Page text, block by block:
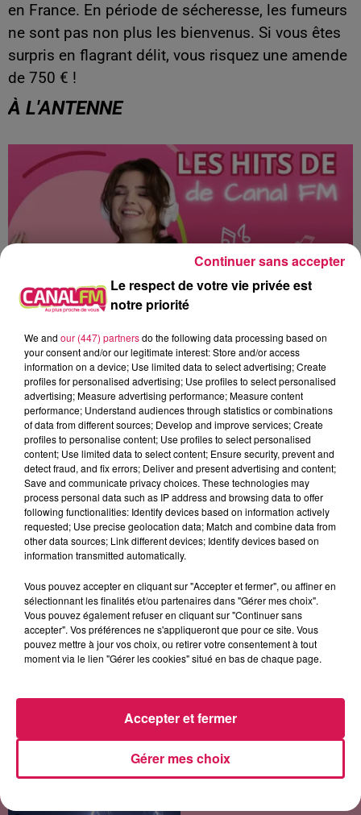
en France. En période de sécheresse, les fumeurs
ne sont pas non plus les bienvenus. Si vous êtes
surpris en flagrant délit, vous risquez une amende
de 750 € !
À L'ANTENNE
0h00 - 8h00
Les hits de Canal FM
7h52
7h52
Systaime
7h46
7h46
Birds Of A Feather
7h42
7h42
My Body Isn't Ready
LES ARTICLES LES PLUS CONSULTÉS
D'ORAGES CE LUNDI EN
SAMBRE-AVESNOIS-
THIÉRACHE
Un temps typiquement estival
secteurs ce lundi 3 août. Entre
Le respect de votre vie privée est
notre priorité
We and our (447) partnersdo the following data processing based on
your consent and/or our legitimate interest: Store and/or access
information on a device; Use limited data to select advertising; Create
profiles for personalised advertising; Use profiles to select personalised
advertising; Measure advertising performance; Measure content
performance; Understand audiences through statistics or combinations
of data from different sources; Develop and improve services; Create
profiles to personalise content; Use profiles to select personalised
content; Use limited data to select content; Ensure security, prevent and
detect fraud, and fix errors; Deliver and present advertising and content;
Save and communicate privacy choices. These technologies may
process personal data such as IP address and browsing data to offer
following functionalities: Identify devices based on information actively
requested; Use precise geolocation data; Match and combine data from
other data sources; Link different devices; Identify devices based on
information transmitted automatically.
Vous pouvez accepter en cliquant sur "Accepter et fermer", ou affiner en
sélectionnant les finalités et/ou partenaires dans "Gérer mes choix".
Vous pouvez également refuser en cliquant sur "Continuer sans
accepter". Vos préférences ne s'appliqueront que pour ce site. Vous
pouvez mettre à jour vos choix, ou retirer votre consentement à tout
moment via le lien "Gérer les cookies" situé en bas de chaque page.
Gérer mes choix
Accepter et fermer
Continuer sans accepter